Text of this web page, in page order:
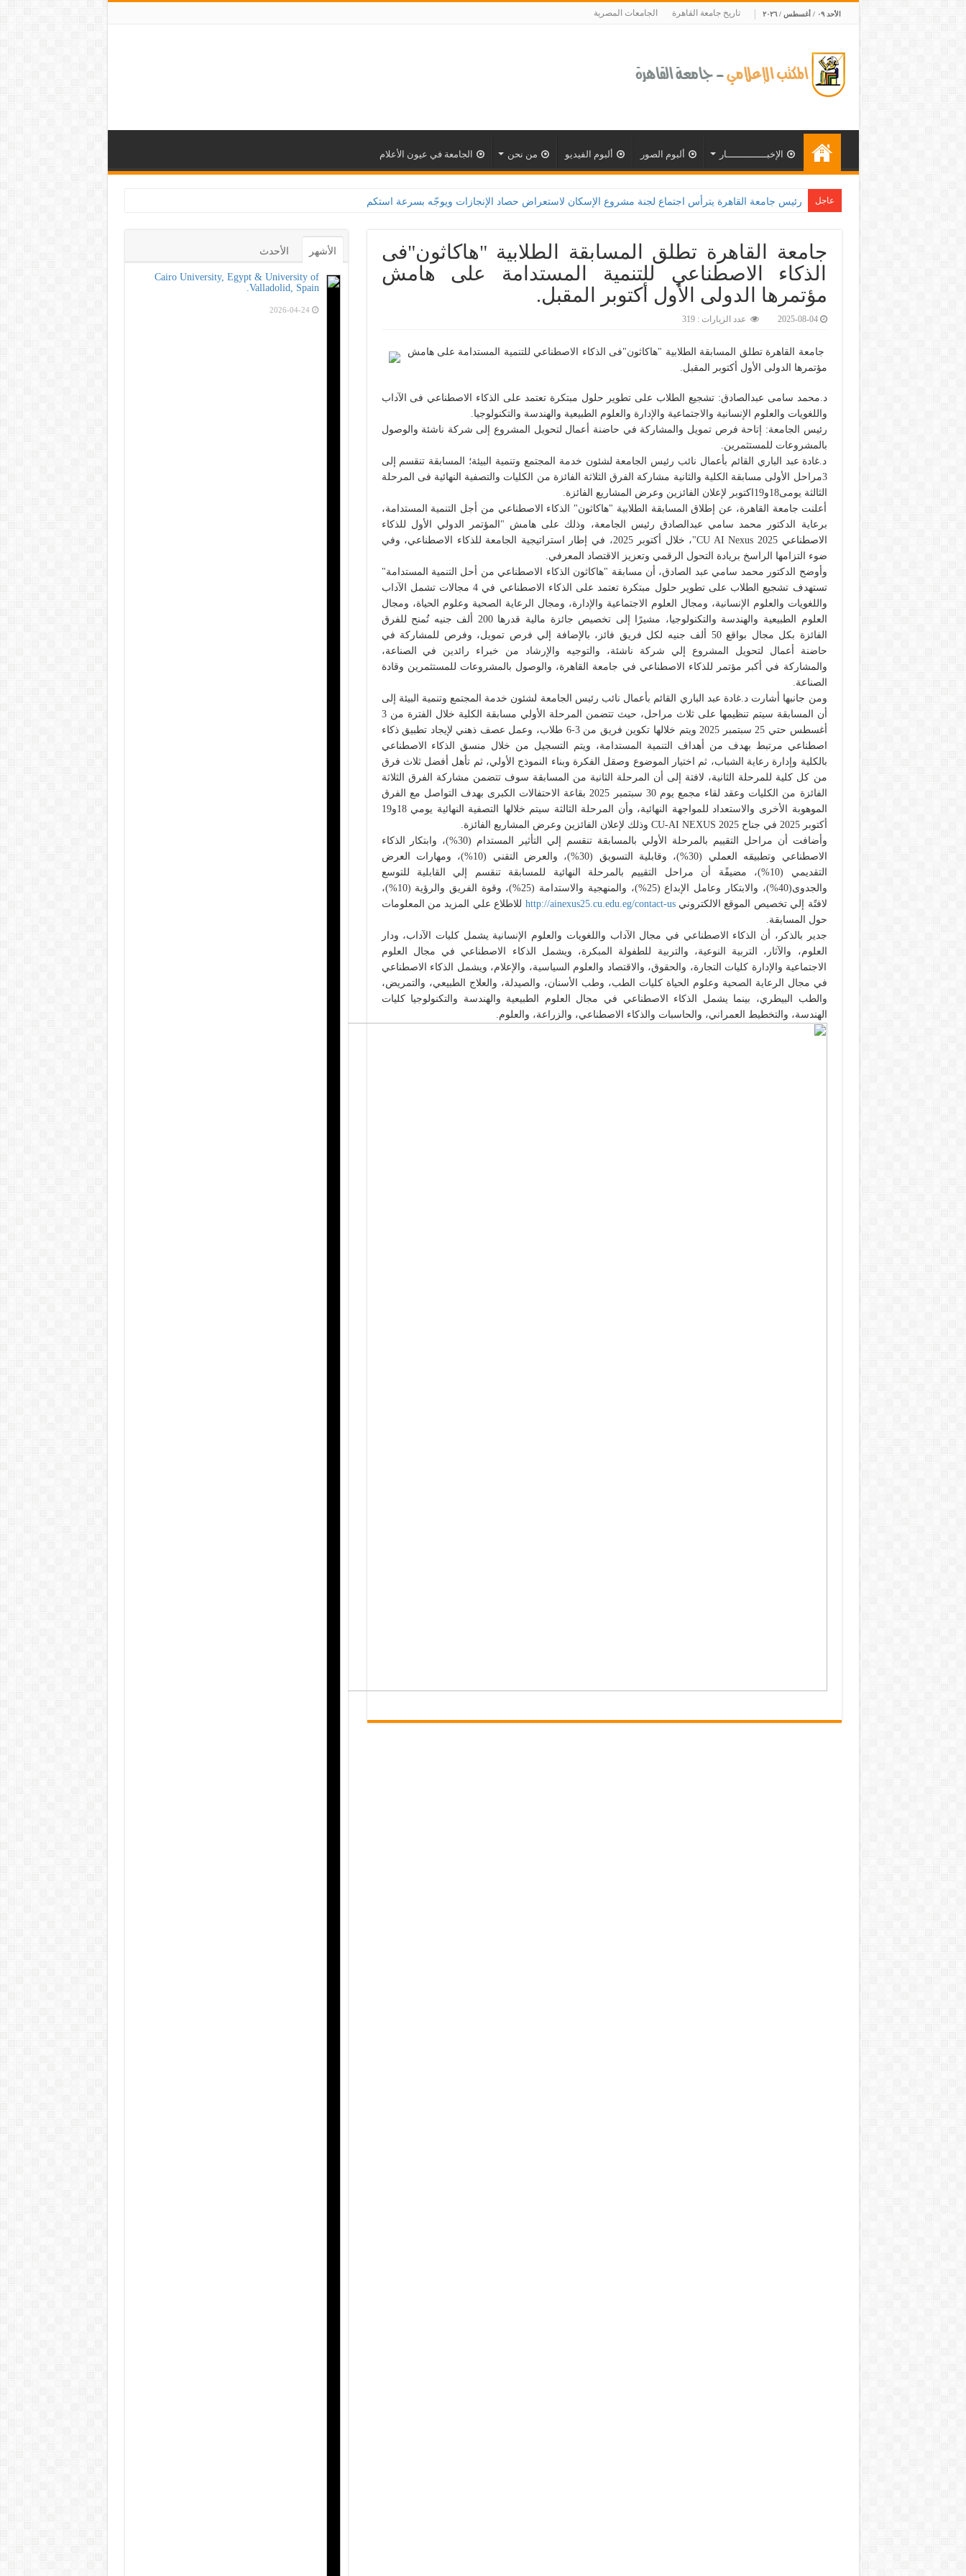
الأحد ٠٩ / أغسطس / ٢٠٢٦ تاريخ جامعة القاهرة الجامعات المصرية
الإخبــــــــــــــار ألبوم الصور ألبوم الفيديو من نحن الجامعة في عيون الأعلام
عاجل
جامعة القاهرة تطلق المسابقة الطلابية "هاكاثون"فى
الذكاء الاصطناعي للتنمية المستدامة على هامش
مؤتمرها الدولى الأول أكتوبر المقبل.‎
2025-08-04 عدد الزيارات : 319
جامعة القاهرة تطلق المسابقة الطلابية "هاكاثون"فى الذكاء الاصطناعي للتنمية المستدامة على هامش
مؤتمرها الدولى الأول أكتوبر المقبل.
د.محمد سامى عبدالصادق: تشجيع الطلاب على تطوير حلول مبتكرة تعتمد على الذكاء الاصطناعي فى الآداب
واللغويات والعلوم الإنسانية والاجتماعية والإدارة والعلوم الطبيعية والهندسة والتكنولوجيا.
رئيس الجامعة: إتاحة فرص تمويل والمشاركة في حاضنة أعمال لتحويل المشروع إلى شركة ناشئة والوصول
بالمشروعات للمستثمرين.
د.غادة عبد الباري القائم بأعمال نائب رئيس الجامعة لشئون خدمة المجتمع وتنمية البيئة؛ المسابقة تنقسم إلى
3مراحل الأولى مسابقة الكلية والثانية مشاركة الفرق الثلاثة الفائزة من الكليات والتصفية النهائية فى المرحلة
الثالثة يومى18و19اكتوبر لإعلان الفائزين وعرض المشاريع الفائزة.
أعلنت جامعة القاهرة، عن إطلاق المسابقة الطلابية "هاكاثون" الذكاء الاصطناعي من أجل التنمية المستدامة،
برعاية الدكتور محمد سامي عبدالصادق رئيس الجامعة، وذلك على هامش "المؤتمر الدولي الأول للذكاء
الاصطناعي CU AI Nexus 2025"، خلال أكتوبر 2025، في إطار استراتيجية الجامعة للذكاء الاصطناعي، وفي
ضوء التزامها الراسخ بريادة التحول الرقمي وتعزيز الاقتصاد المعرفي.
وأوضح الدكتور محمد سامي عبد الصادق، أن مسابقة "هاكاثون الذكاء الاصطناعي من أحل التنمية المستدامة"
تستهدف تشجيع الطلاب على تطوير حلول مبتكرة تعتمد على الذكاء الاصطناعي في 4 مجالات تشمل الآداب
واللغويات والعلوم الإنسانية، ومجال العلوم الاجتماعية والإدارة، ومجال الرعاية الصحية وعلوم الحياة، ومجال
العلوم الطبيعية والهندسة والتكنولوجيا، مشيرًا إلى تخصيص جائزة مالية قدرها 200 ألف جنيه تُمنح للفرق
الفائزة بكل مجال بواقع 50 ألف جنيه لكل فريق فائز، بالإضافة إلي فرص تمويل، وفرص للمشاركة في
حاضنة أعمال لتحويل المشروع إلي شركة ناشئة، والتوجيه والإرشاد من خبراء رائدين في الصناعة،
والمشاركة في أكبر مؤتمر للذكاء الاصطناعي في جامعة القاهرة، والوصول بالمشروعات للمستثمرين وقادة
الصناعة.
ومن جانبها أشارت د.غادة عبد الباري القائم بأعمال نائب رئيس الجامعة لشئون خدمة المجتمع وتنمية البيئة إلى
أن المسابقة سيتم تنظيمها على ثلاث مراحل، حيث تتضمن المرحلة الأولي مسابقة الكلية خلال الفترة من 3
أغسطس حتي 25 سبتمبر 2025 ويتم خلالها تكوين فريق من 3-6 طلاب، وعمل عصف ذهني لإيجاد تطبيق ذكاء
اصطناعي مرتبط بهدف من أهداف التنمية المستدامة، ويتم التسجيل من خلال منسق الذكاء الاصطناعي
بالكلية وإدارة رعاية الشباب، ثم اختيار الموضوع وصقل الفكرة وبناء النموذج الأولي، ثم تأهل أفضل ثلاث فرق
من كل كلية للمرحلة الثانية، لافتة إلى أن المرحلة الثانية من المسابقة سوف تتضمن مشاركة الفرق الثلاثة
الفائزة من الكليات وعقد لقاء مجمع يوم 30 سبتمبر 2025 بقاعة الاحتفالات الكبرى بهدف التواصل مع الفرق
الموهوبة الأخرى والاستعداد للمواجهة النهائية، وأن المرحلة الثالثة سيتم خلالها التصفية النهائية يومي 18و19
أكتوبر 2025 في جناح CU-AI NEXUS 2025 وذلك لإعلان الفائزين وعرض المشاريع الفائزة.
وأضافت أن مراحل التقييم بالمرحلة الأولي بالمسابقة تنقسم إلي التأثير المستدام (30%)، وابتكار الذكاء
الاصطناعي وتطبيقه العملي (30%)، وقابلية التسويق (30%)، والعرض التقني (10%)، ومهارات العرض
التقديمي (10%)، مضيفًة أن مراحل التقييم بالمرحلة النهائية للمسابقة تنقسم إلي القابلية للتوسع
والجدوى(40%)، والابتكار وعامل الإبداع (25%)، والمنهجية والاستدامة (25%)، وقوة الفريق والرؤية (10%)،
لافتًة إلي تخصيص الموقع الالكترونيhttp://ainexus25.cu.edu.eg/contact-us للاطلاع علي المزيد من المعلومات
حول المسابقة.
جدير بالذكر، أن الذكاء الاصطناعي في مجال الآداب واللغويات والعلوم الإنسانية يشمل كليات الآداب، ودار
العلوم، والآثار، التربية النوعية، والتربية للطفولة المبكرة، ويشمل الذكاء الاصطناعي في مجال العلوم
الاجتماعية والإدارة كليات التجارة، والحقوق، والاقتصاد والعلوم السياسية، والإعلام، ويشمل الذكاء الاصطناعي
في مجال الرعاية الصحية وعلوم الحياة كليات الطب، وطب الأسنان، والصيدلة، والعلاج الطبيعي، والتمريض،
والطب البيطري، بينما يشمل الذكاء الاصطناعي في مجال العلوم الطبيعية والهندسة والتكنولوجيا كليات
الهندسة، والتخطيط العمراني، والحاسبات والذكاء الاصطناعي، والزراعة، والعلوم.
الأشهر الأحدث
Cairo University, Egypt & University of
Valladolid, Spain.
2026-04-24